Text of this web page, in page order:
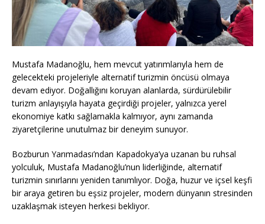
Mustafa Madanoğlu, hem mevcut yatırımlarıyla hem de
gelecekteki projeleriyle alternatif turizmin öncüsü olmaya
devam ediyor. Doğallığını koruyan alanlarda, sürdürülebilir
turizm anlayışıyla hayata geçirdiği projeler, yalnızca yerel
ekonomiye katkı sağlamakla kalmıyor, aynı zamanda
ziyaretçilerine unutulmaz bir deneyim sunuyor.
Bozburun Yarımadası’ndan Kapadokya’ya uzanan bu ruhsal
yolculuk, Mustafa Madanoğlu’nun liderliğinde, alternatif
turizmin sınırlarını yeniden tanımlıyor. Doğa, huzur ve içsel keşfi
bir araya getiren bu eşsiz projeler, modern dünyanın stresinden
uzaklaşmak isteyen herkesi bekliyor.